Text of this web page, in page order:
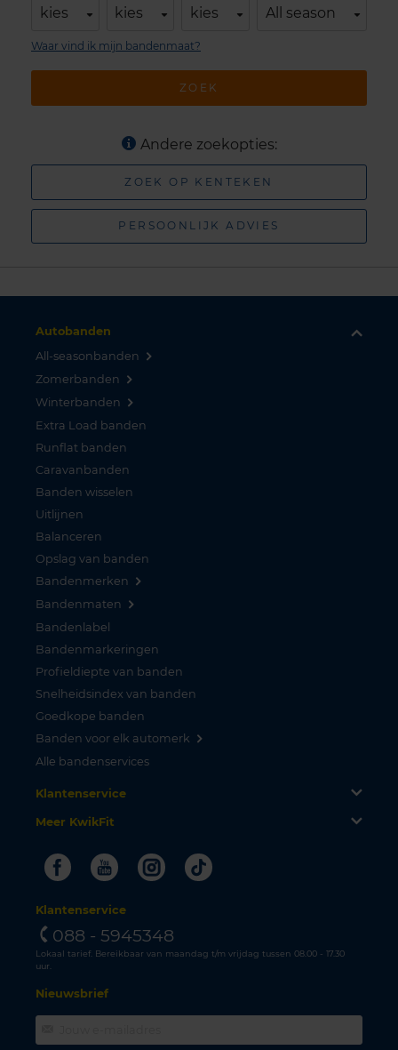
kies kies kies All season
ZOEK
Waar vind ik mijn bandenmaat?
Andere zoekopties:
ZOEK OP KENTEKEN
PERSOONLIJK ADVIES
Autobanden
All-seasonbanden
Zomerbanden
Winterbanden
Extra Load banden
Runflat banden
Caravanbanden
Banden wisselen
Uitlijnen
Balanceren
Opslag van banden
Bandenmerken
Bandenmaten
Bandenlabel
Bandenmarkeringen
Profieldiepte van banden
Snelheidsindex van banden
Goedkope banden
Banden voor elk automerk
Alle bandenservices
Klantenservice
Meer KwikFit
FacebookYoutubeInstagram
Tiktok
Klantenservice
088 - 5945348
Lokaal tarief. Bereikbaar van maandag t/m vrijdag tussen 08.00 - 17.30
uur.
Nieuwsbrief